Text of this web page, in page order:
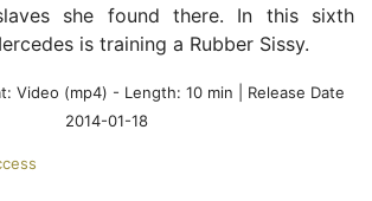
she found there. In this sixth
is training a Rubber Sissy.
Video (mp4) - Length: 10 min | Release Date
2014-01-18